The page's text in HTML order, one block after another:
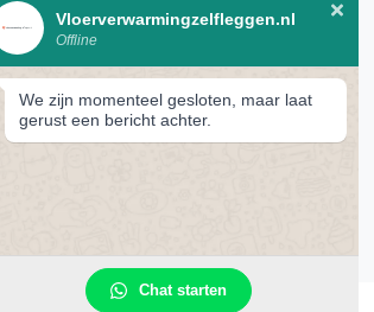
Vloerverwarmingzelfleggen.nl
Offline
We zijn momenteel gesloten, maar laat
gerust een bericht achter.
Chat starten